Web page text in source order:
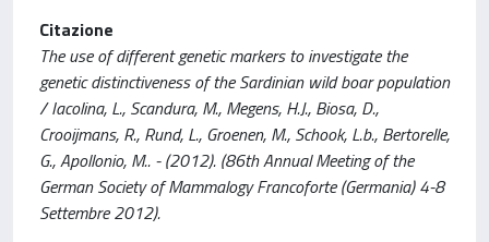
Citazione
The use of different genetic markers to investigate the
genetic distinctiveness of the Sardinian wild boar population
/ Iacolina, L., Scandura, M., Megens, H.J., Biosa, D.,
Crooijmans, R., Rund, L., Groenen, M., Schook, L.b., Bertorelle,
G., Apollonio, M.. - (2012). (86th Annual Meeting of the
German Society of Mammalogy Francoforte (Germania) 4-8
Settembre 2012).